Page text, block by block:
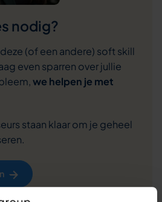
nodig?
(of een andere) soft skill
even sparren over jullie
we helpen je met
staan klaar om je geheel